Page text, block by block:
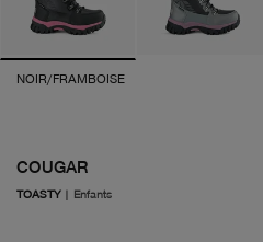
NOIR/FRAMBOISE
COUGAR
TOASTY| Enfants